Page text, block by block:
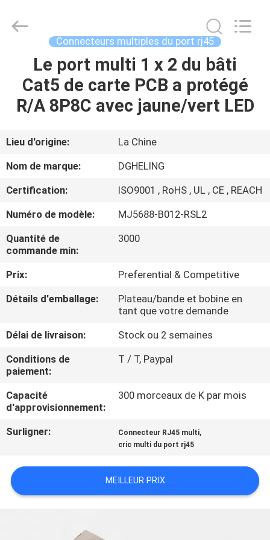
MAISON
PRODUITS
AU
SUJET
DE
VISITE
CONTRÔLE
QUALITÉ
CONTACTEZ-
NOUS
DEMANDEZ
CITATION
Ltd..
Connecteurs multiples du port rj45
Le port multi 1 x 2 du bâti
Cat5 de carte PCB a protégé
R/A 8P8C avec jaune/vert LED
Lieu d'origine:
La Chine
Nom de marque:
DGHELING
Certification:
ISO9001 , RoHS , UL , CE , REACH
Numéro de modèle:
MJ5688-B012-RSL2
Quantité de
commande min:
3000
Prix:
Preferential & Competitive
Détails d'emballage:
Plateau/bande et bobine en
tant que votre demande
Délai de livraison:
Stock ou 2 semaines
Conditions de
paiement:
T / T, Paypal
Capacité
d'approvisionnement:
300 morceaux de K par mois
Surligner: Connecteur RJ45 multi,
cric multi du port rj45
MEILLEUR PRIX